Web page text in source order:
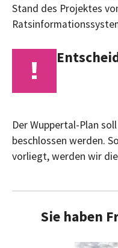
Stand des Projektes
Der Wuppertal-Plan
beschlossen werden.
vorliegt, werden wir
Sie haben